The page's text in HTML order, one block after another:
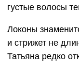
густые волосы
Локоны
и стрижет не
Татьяна редко